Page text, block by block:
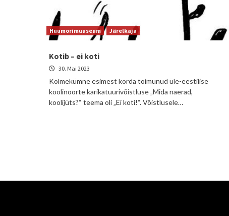
Huumorimuuseum Järelkaja
Kotib – ei koti
30. Mai 2023
Kolmekümne esimest korda toimunud üle-eestilise
koolinoorte karikatuurivõistluse „Mida naerad,
koolijüts?“ teema oli „Ei koti!“. Võistlusele…